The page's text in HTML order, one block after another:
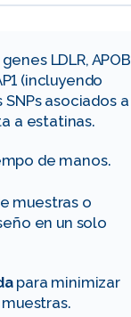
LDLR,
(incluyendo
asociados a
a estatinas.
de manos.
muestras o
en un solo
para minimizar